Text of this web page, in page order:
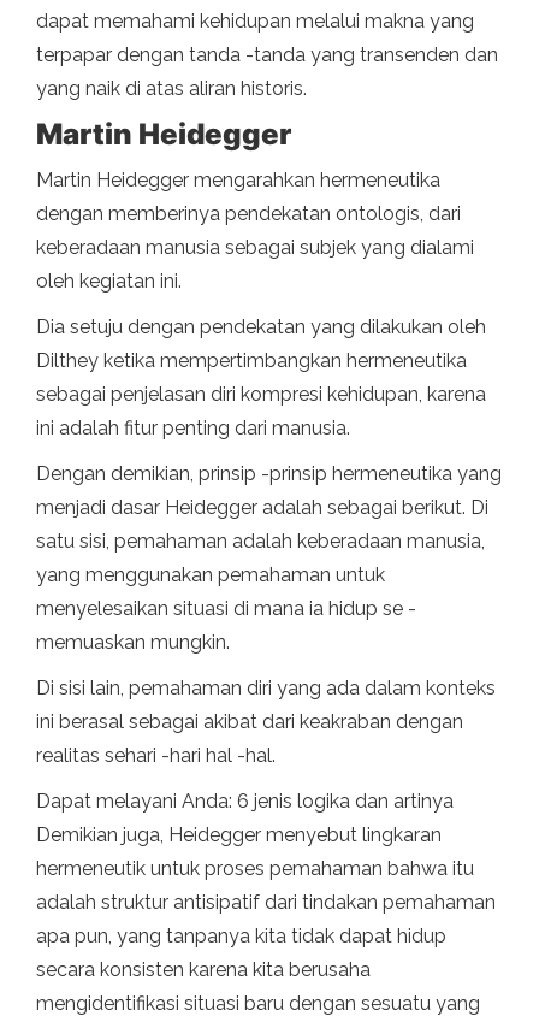
dapat memahami kehidupan melalui makna yang
terpapar dengan tanda -tanda yang transenden dan
yang naik di atas aliran historis.
Martin Heidegger
Martin Heidegger mengarahkan hermeneutika
dengan memberinya pendekatan ontologis, dari
keberadaan manusia sebagai subjek yang dialami
oleh kegiatan ini.
Dia setuju dengan pendekatan yang dilakukan oleh
Dilthey ketika mempertimbangkan hermeneutika
sebagai penjelasan diri kompresi kehidupan, karena
ini adalah fitur penting dari manusia.
Dengan demikian, prinsip -prinsip hermeneutika yang
menjadi dasar Heidegger adalah sebagai berikut. Di
satu sisi, pemahaman adalah keberadaan manusia,
yang menggunakan pemahaman untuk
menyelesaikan situasi di mana ia hidup se -
memuaskan mungkin.
Di sisi lain, pemahaman diri yang ada dalam konteks
ini berasal sebagai akibat dari keakraban dengan
realitas sehari -hari hal -hal.
Dapat melayani Anda: 6 jenis logika dan artinya
Demikian juga, Heidegger menyebut lingkaran
hermeneutik untuk proses pemahaman bahwa itu
adalah struktur antisipatif dari tindakan pemahaman
apa pun, yang tanpanya kita tidak dapat hidup
secara konsisten karena kita berusaha
mengidentifikasi situasi baru dengan sesuatu yang